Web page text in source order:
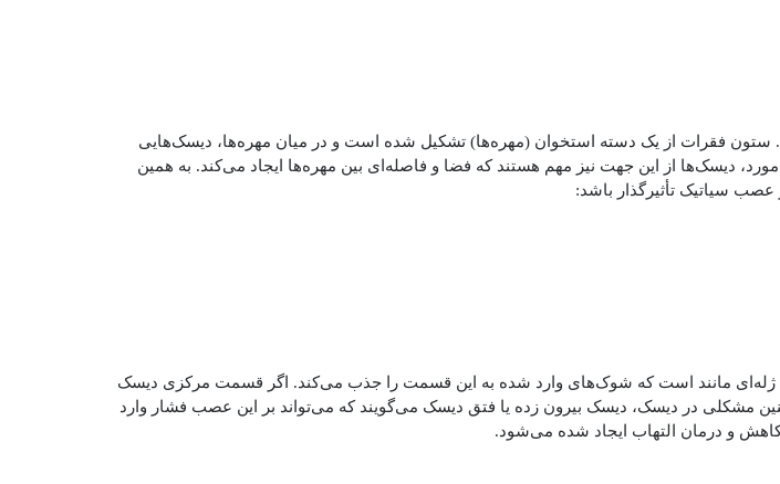
ستون فقرات از یک دسته استخوان (مهره‌ها) تشکیل شده است و در میان مهره‌ها، دیسک‌هایی
دیسک‌ها از این جهت نیز مهم هستند که فضا و فاصله‌ای بین مهره‌ها ایجاد می‌کند. به همین
سیاتیک تأثیرگذار باشد:
ژله‌ای مانند است که شوک‌های وارد شده به این قسمت را جذب می‌کند. اگر قسمت مرکزی دیسک
مشکلی در دیسک، دیسک بیرون زده یا فتق دیسک می‌گویند که می‌تواند بر این عصب فشار وارد
و درمان التهاب ایجاد شده می‌شود.